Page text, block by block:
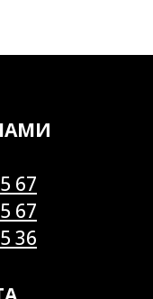
67
67
36